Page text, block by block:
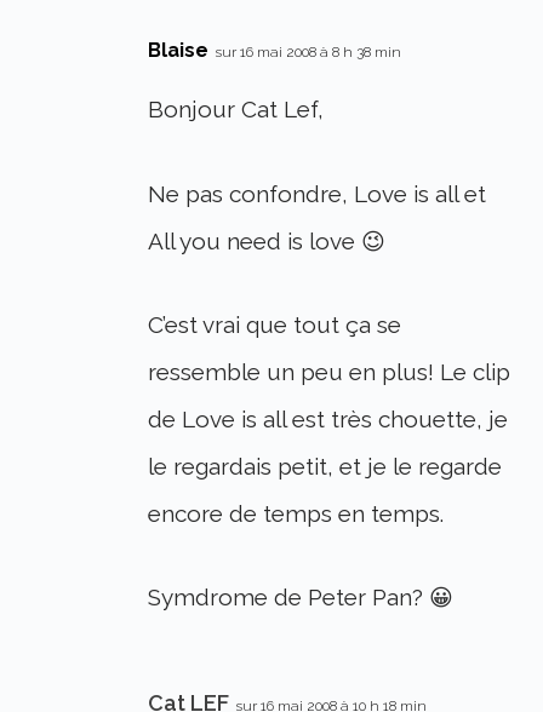
Blaise sur 16 mai 2008 à 8 h 38 min
Bonjour Cat Lef,
Ne pas confondre, Love is all et
All you need is love 😉
C’est vrai que tout ça se
ressemble un peu en plus! Le clip
de Love is all est très chouette, je
le regardais petit, et je le regarde
encore de temps en temps.
Symdrome de Peter Pan? 😀
Cat LEF sur 16 mai 2008 à 10 h 18 min